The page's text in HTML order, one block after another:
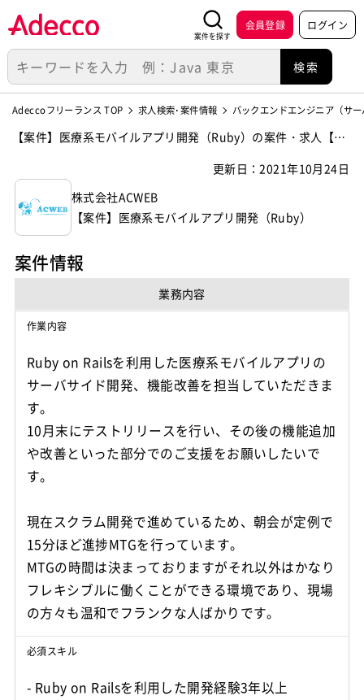
案件を探す
会員登録 ログイン
Adeccoフリーランス TOP 求人検索･案件情報 バックエンドエンジニア（サ
【案件】医療系モバイルアプリ開発（Ruby）の案件・求人【株
更新日：2021年10月24日
株式会社ACWEB
【案件】医療系モバイルアプリ開発（Ruby）
案件情報
業務内容
作業内容
Ruby on Railsを利用した医療系モバイルアプリの
サーバサイド開発、機能改善を担当していただきま
す。
10月末にテストリリースを行い、その後の機能追加
や改善といった部分でのご支援をお願いしたいで
す。
現在スクラム開発で進めているため、朝会が定例で
15分ほど進捗MTGを行っています。
MTGの時間は決まっておりますがそれ以外はかなり
フレキシブルに働くことができる環境であり、現場
の方々も温和でフランクな人ばかりです。
必須スキル
- Ruby on Railsを利用した開発経験3年以上